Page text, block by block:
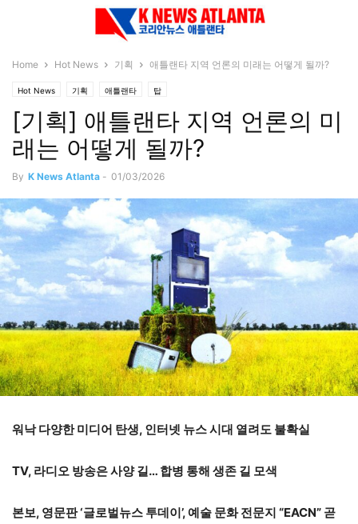
Home Hot News 기획 애틀랜타 지역 언론의 미래는 어떻게 될까?
Hot News 기획 애틀랜타 탑
[기획] 애틀랜타 지역 언론의 미
래는 어떻게 될까?
By K News Atlanta - 01/03/2026
워낙 다양한 미디어 탄생, 인터넷 뉴스 시대 열려도 불확실
TV, 라디오 방송은 사양 길… 합병 통해 생존 길 모색
본보, 영문판 ‘글로벌뉴스 투데이’, 예술 문화 전문지 “EACN” 곧